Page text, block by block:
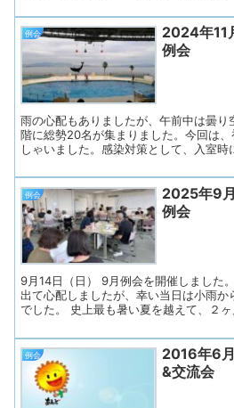
開放で換気します。水分の補給も随時
あすの会諸連絡２. リラックス体操３.
し方」 ４. きたきゅう体操５. 連絡事
司会はあすの会メンバーが担当し、会長
す。参加者の皆さんに「失語症当事者、
ナー、県の失語症支援者養成研修を修了
覚士」の順に手を挙げていただき、ゆっ
で分かるようにしています。 ◇連絡事...
例会
2024年11
例会
雨の心配もありましたが、午前中は曇
階に総勢20名が集まりました。今回は
しゃいました。感染対策として、入室
た。全体の司会はあすの会会員さんで
◇プログラム１. あすの会諸連絡２. リ
ク「秋、どこに行かれましたか？」 ４.
項６. お便り印刷・お渡し １．あすの会
学療法士協会、福岡ブロック研修会で「
す。 会長夫人が講演予定です。 ２）
者福祉会館 文化祭 ふれあい広場での
た。 「ふるさと」と「幸せなら手
例会
2025年9
例会
9月14日（日） 9月例会を開催しました
出て心配しましたが、幸い当日は小雨
でした。 史上最も暑い夏を越えて、２
症、コロナ、インフルエンザなどの感
検温、マスク着用、こまめな水分補給
努めました。 ◇プログラム １．開会（
絡３．リラックス体操４．近況とテーマ
ましたか」５．歌の練習６．連絡事項
例会
2016年6
&交流会